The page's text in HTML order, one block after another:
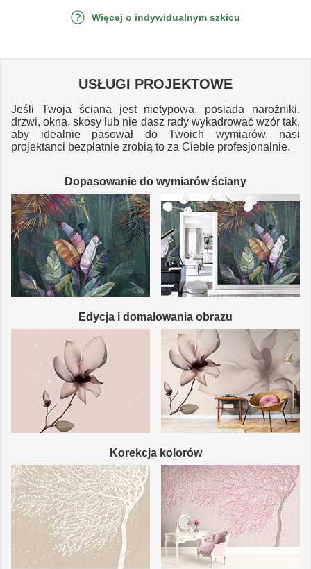
Więcej o indywidualnym szkicu
USŁUGI PROJEKTOWE
Jeśli Twoja ściana jest nietypowa, posiada narożniki,
drzwi, okna, skosy lub nie dasz rady wykadrować wzór tak,
aby idealnie pasował do Twoich wymiarów, nasi
projektanci bezpłatnie zrobią to za Ciebie profesjonalnie.
Dopasowanie do wymiarów ściany
Edycja i domalowania obrazu
Korekcja kolorów